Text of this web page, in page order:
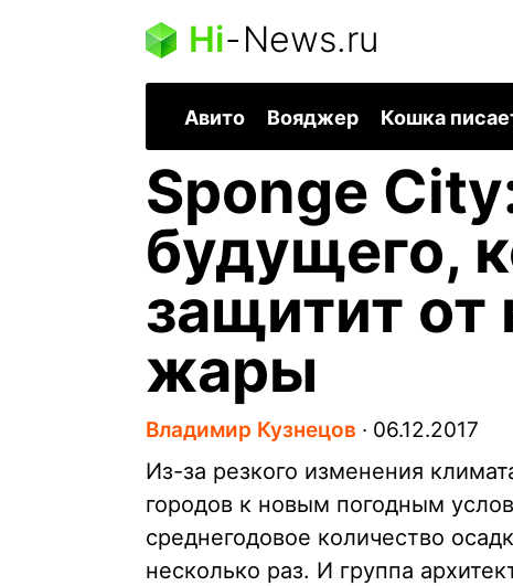
Hi-News.ru
Авито Вояджер Кошка
Sponge
будущего,
защитит от
жары
Владимир Кузнецов ∙ 06.12.2017
Из-за резкого изменения
городов к новым погодным
среднегодовое количество
несколько раз. И группа